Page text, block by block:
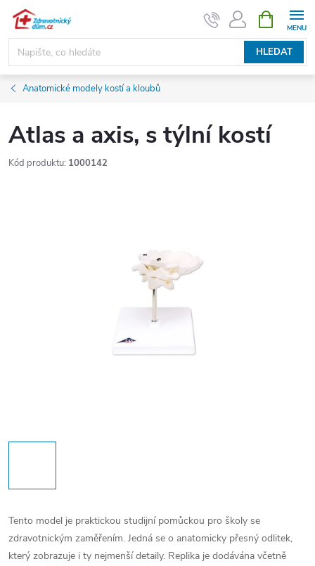
Přejít
obsah
HLEDAT
NÁKUPNÍ
KOŠÍK
Anatomické modely kostí a kloubů
Atlas a axis, s týlní kostí
Kód produktu: 1000142
Tento model je praktickou studijní pomůckou pro školy se
zdravotnickým zaměřením. Jedná se o anatomicky přesný odlitek,
který zobrazuje i ty nejmenší detaily. Replika je dodávána včetně